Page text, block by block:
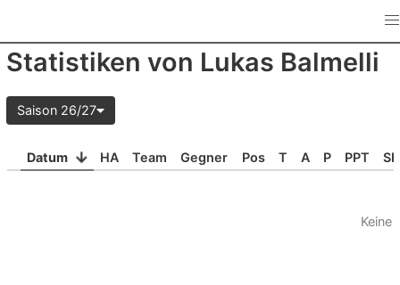
Statistiken von Lukas Balmelli
Saison 26/27
Datum HA Team Gegner Pos T A P PPT
Keine